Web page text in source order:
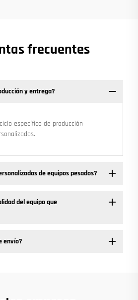
frecuentes
y entrega?
específico de producción
de equipos pesados?
del equipo que
envío?